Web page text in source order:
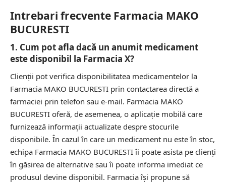
Intrebari frecvente Farmacia MAKO
BUCURESTI
1. Cum pot afla dacă un anumit medicament
este disponibil la Farmacia X?
Clienții pot verifica disponibilitatea medicamentelor la
Farmacia MAKO BUCURESTI prin contactarea directă a
farmaciei prin telefon sau e-mail. Farmacia MAKO
BUCURESTI oferă, de asemenea, o aplicație mobilă care
furnizează informații actualizate despre stocurile
disponibile. În cazul în care un medicament nu este în stoc,
echipa Farmacia MAKO BUCURESTI îi poate asista pe clienți
în găsirea de alternative sau îi poate informa imediat ce
produsul devine disponibil. Farmacia își propune să